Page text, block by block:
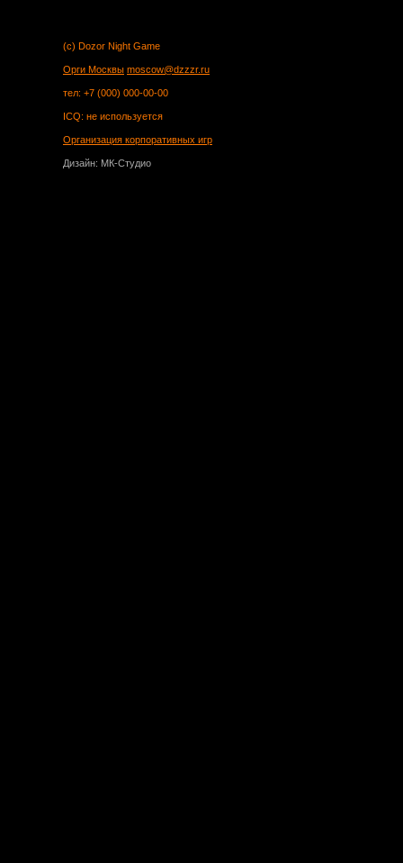
(c) Dozor Night Game
Орги Москвы moscow@dzzzr.ru
тел: +7 (000) 000-00-00
ICQ: не используется
Организация корпоративных игр
Дизайн: МК-Студио